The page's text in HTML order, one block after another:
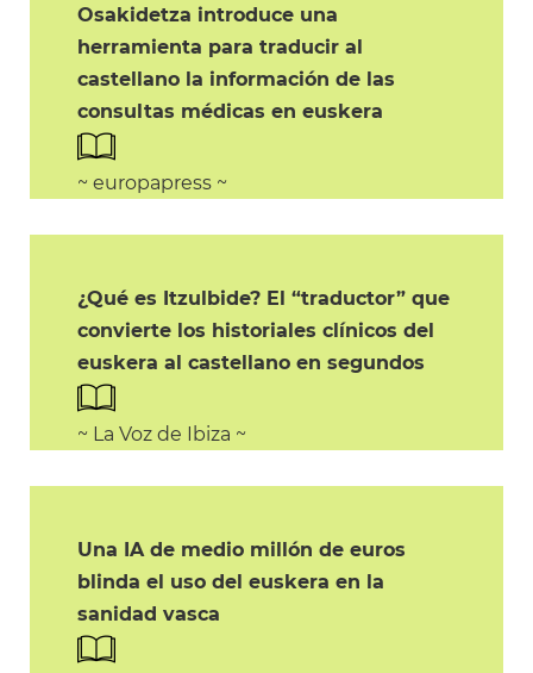
Osakidetza introduce una
herramienta para traducir al
castellano la información de las
consultas médicas en euskera
~ europapress ~
¿Qué es Itzulbide? El “traductor” que
convierte los historiales clínicos del
euskera al castellano en segundos
~ La Voz de Ibiza ~
Una IA de medio millón de euros
blinda el uso del euskera en la
sanidad vasca